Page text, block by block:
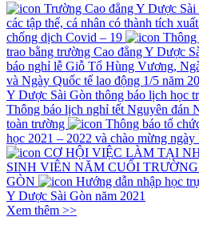
Trường Cao đẳng Y Dược
các tập thể, cá nhân có thành tích
chống dịch Covid – 19
Thông
trao bằng trường Cao đẳng Y Dược
báo nghỉ lễ Giỗ Tổ Hùng Vương,
và Ngày Quốc tế lao động 1/5 năm
Y Dược Sài Gòn thông báo lịch học
Thông báo lịch nghỉ tết Nguyên đán
toàn trường
Thông báo tổ
học 2021 – 2022 và chào mừng
CƠ HỘI VIỆC LÀM TẠI
SINH VIÊN NĂM CUỐI
GÒN
Hướng dẫn nhập học
Y Dược Sài Gòn năm 2021
Xem thêm >>